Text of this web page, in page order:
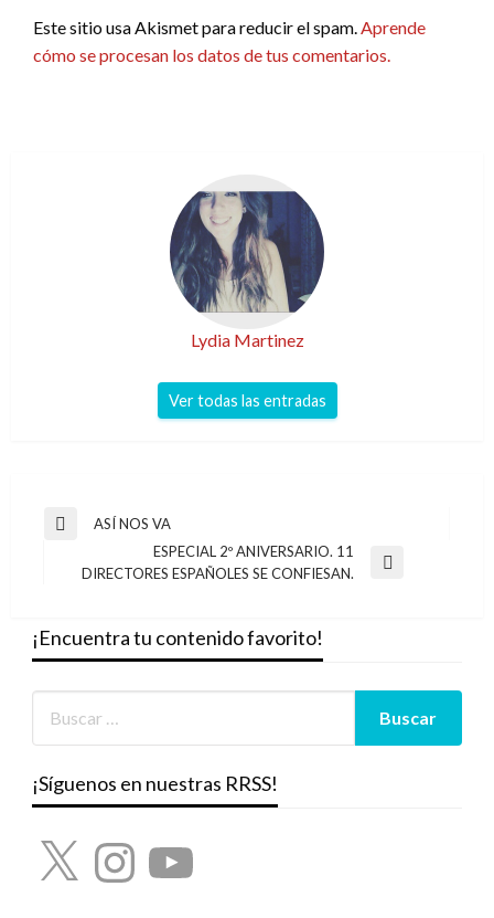
Este sitio usa Akismet para reducir el spam.Aprende
cómo se procesan los datos de tus comentarios.
Lydia Martinez
Ver todas las entradas
Navegación
entradas
Entrada
ASÍ NOS VA
Entrada
ESPECIAL 2º ANIVERSARIO. 11
DIRECTORES ESPAÑOLES SE CONFIESAN.
¡Encuentra tu contenido favorito!
¡Síguenos en nuestras RRSS!
X InstagramYouTube